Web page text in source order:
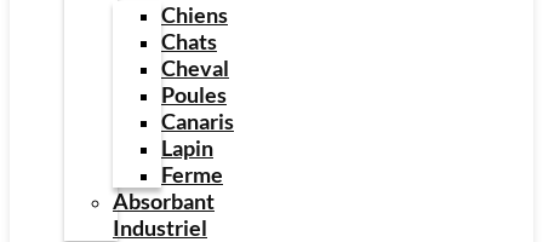
Chiens
Chats
Cheval
Poules
Canaris
Lapin
Ferme
Absorbant
Industriel